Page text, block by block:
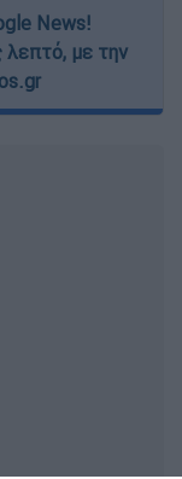
News!
λεπτό, με την